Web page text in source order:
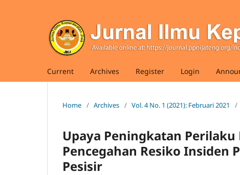
Current Archives Register Login
Home / Archives / Vol. 4 No. 1 (2021): Februari 2021 /
Upaya Peningkatan
Pencegahan Resiko Insiden
Pesisir